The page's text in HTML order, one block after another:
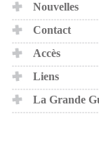
Nouvelles
Contact
Accès
Liens
La Grande